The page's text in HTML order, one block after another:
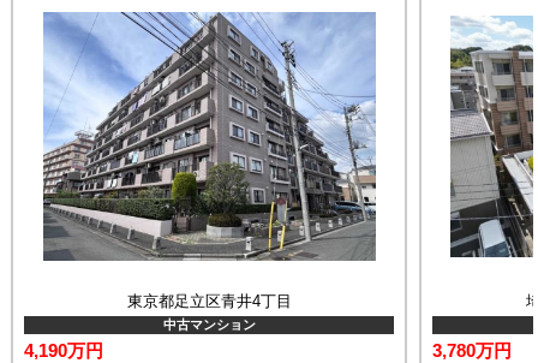
東京都足立区青井4丁目
中古マンション
4,190万円 3,780万円